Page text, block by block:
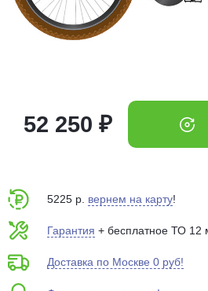
52 250 ₽
5225 р. вернем на карту!
Гарантия + бесплатное ТО 12
Доставка по Москве 0 руб!
Оплачивайте сегодня
25% картой любого банка
выбранный способом
75% будут
Подробнее